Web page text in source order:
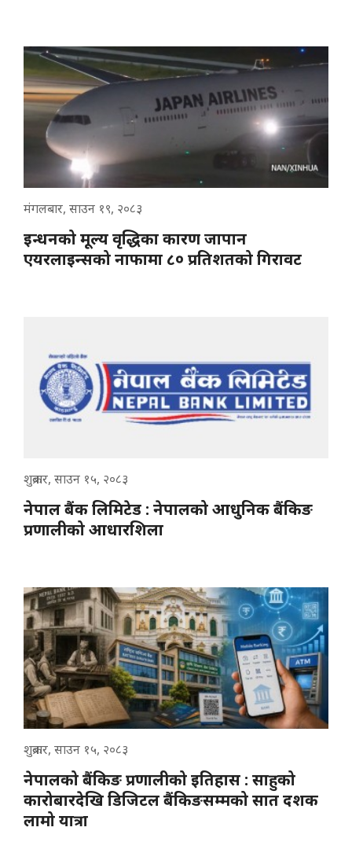
मंगलबार, साउन १९, २०८३
इन्धनको मूल्य वृद्धिका कारण जापान
एयरलाइन्सको नाफामा ८० प्रतिशतको गिरावट
शुक्रबार, साउन १५, २०८३
नेपाल बैंक लिमिटेड : नेपालको आधुनिक बैंकिङ
प्रणालीको आधारशिला
शुक्रबार, साउन १५, २०८३
नेपालको बैंकिङ प्रणालीको इतिहास : साहुको
कारोबारदेखि डिजिटल बैंकिङसम्मको सात दशक
लामो यात्रा